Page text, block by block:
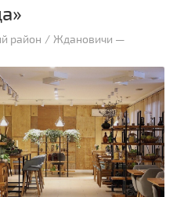
район Ждановичи —